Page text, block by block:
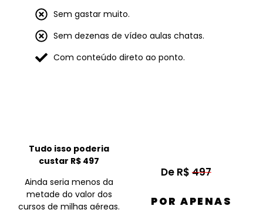
Sem gastar muito.
Sem dezenas de vídeo aulas chatas.
Com conteúdo direto ao ponto.
Tudo isso poderia
custar R$ 497
Ainda seria menos da
metade do valor dos
cursos de milhas aéreas.
De R$497
POR APENAS